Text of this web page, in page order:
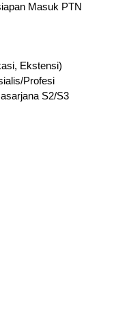
Masuk PTN
Ekstensi)
Profesi
S2/S3